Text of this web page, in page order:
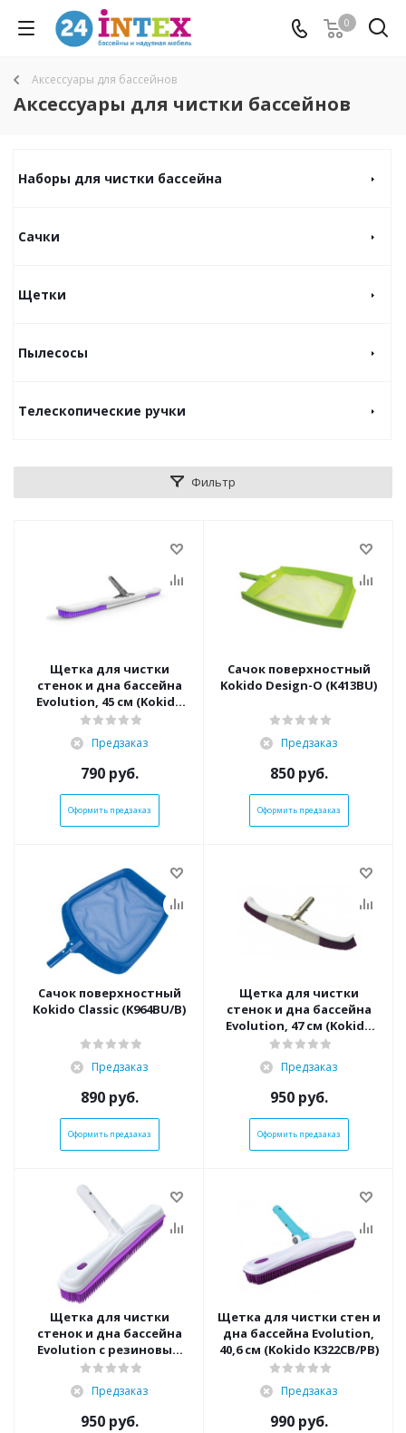
0
Аксессуары для бассейнов
Аксессуары для чистки бассейнов
Наборы для чистки бассейна
Сачки
Щетки
Пылесосы
Телескопические ручки
Фильтр
Щетка для чистки
стенок и дна бассейна
Evolution, 45 см (Kokido
K903CB/PB)
Предзаказ
790руб.
Оформить предзаказ
Сачок поверхностный
Kokido Design-O (K413BU)
Предзаказ
850руб.
Оформить предзаказ
Сачок поверхностный
Kokido Classic (K964BU/B)
Предзаказ
890руб.
Оформить предзаказ
Щетка для чистки
стенок и дна бассейна
Evolution, 47 см (Kokido
K390BU/PB)
Предзаказ
950руб.
Оформить предзаказ
Щетка для чистки
стенок и дна бассейна
Evolution с резиновым
ворсом, 40,6 см (Kokido
K320CB/PB)
Предзаказ
950руб.
Щетка для чистки стен и
дна бассейна Evolution,
40,6 см (Kokido K322CB/PB)
Предзаказ
990руб.